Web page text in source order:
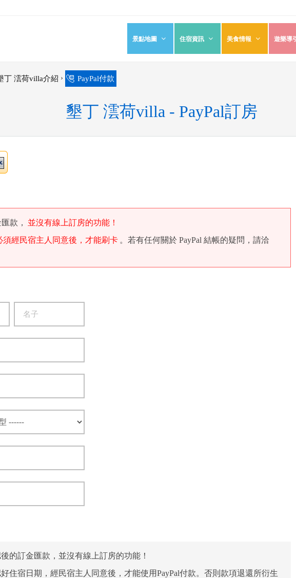
景點地圖 住宿資訊 美食情報 遊樂導引
丁 澐荷villa介紹 › PayPal付款
墾丁 澐荷villa - PayPal訂房
款，
並沒有線上訂房的功能！
須經民宿主人同意後，才能刷卡 。若有任何關於 PayPal 結帳的疑問，請洽
的訂金匯款，並沒有線上訂房的功能！
住宿日期，經民宿主人同意後，才能使用PayPal付款。否則款項退還所衍生